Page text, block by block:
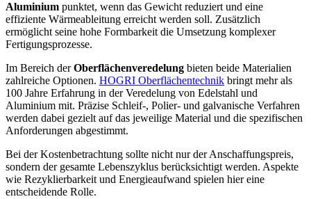
Aluminium punktet, wenn das Gewicht reduziert und eine
effiziente Wärmeableitung erreicht werden soll. Zusätzlich
ermöglicht seine hohe Formbarkeit die Umsetzung komplexer
Fertigungsprozesse.
Im Bereich derOberflächenveredelung bieten beide Materialien
zahlreiche Optionen. HOGRI Oberflächentechnik bringt mehr als
100 Jahre Erfahrung in der Veredelung von Edelstahl und
Aluminium mit. Präzise Schleif-, Polier- und galvanische Verfahren
werden dabei gezielt auf das jeweilige Material und die spezifischen
Anforderungen abgestimmt.
Bei der Kostenbetrachtung sollte nicht nur der Anschaffungspreis,
sondern der gesamte Lebenszyklus berücksichtigt werden. Aspekte
wie Rezyklierbarkeit und Energieaufwand spielen hier eine
entscheidende Rolle.